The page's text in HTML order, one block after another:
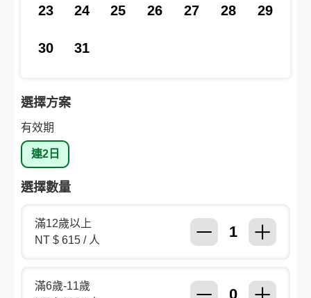
23 24 25 26 27 28 29
30 31
選擇方案
有效期
連2日
選擇數量
滿12歲以上
NT $ 615 / 人
滿6歲-11歲